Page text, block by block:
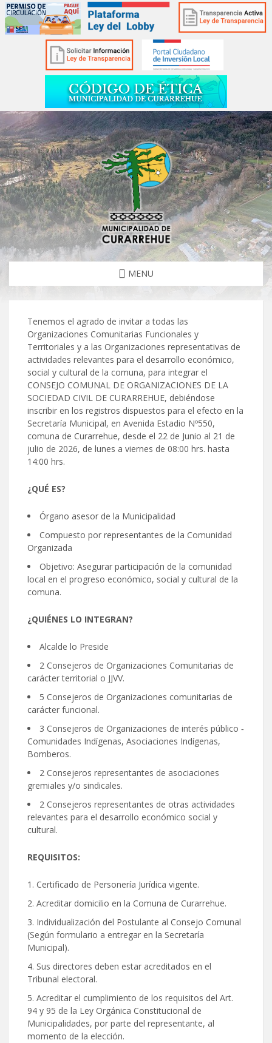
MENU
Tenemos el agrado de invitar a todas las
Organizaciones Comunitarias Funcionales y
Territoriales y a las Organizaciones representativas de
actividades relevantes para el desarrollo económico,
social y cultural de la comuna, para integrar el
CONSEJO COMUNAL DE ORGANIZACIONES DE LA
SOCIEDAD CIVIL DE CURARREHUE, debiéndose
inscribir en los registros dispuestos para el efecto en la
Secretaría Municipal, en Avenida Estadio Nº550,
comuna de Curarrehue, desde el 22 de Junio al 21 de
julio de 2026, de lunes a viernes de 08:00 hrs. hasta
14:00 hrs.
¿QUÉ ES?
Órgano asesor de la Municipalidad
Compuesto por representantes de la Comunidad
Organizada
Objetivo: Asegurar participación de la comunidad
local en el progreso económico, social y cultural de la
comuna.
¿QUIÉNES LO INTEGRAN?
Alcalde lo Preside
2 Consejeros de Organizaciones Comunitarias de
carácter territorial o JJVV.
5 Consejeros de Organizaciones comunitarias de
carácter funcional.
3 Consejeros de Organizaciones de interés público ‐
Comunidades Indígenas, Asociaciones Indígenas,
Bomberos.
2 Consejeros representantes de asociaciones
gremiales y/o sindicales.
2 Consejeros representantes de otras actividades
relevantes para el desarrollo económico social y
cultural.
REQUISITOS:
Certificado de Personería Jurídica vigente.
Acreditar domicilio en la Comuna de Curarrehue.
Individualización del Postulante al Consejo Comunal
(Según formulario a entregar en la Secretaría
Municipal).
Sus directores deben estar acreditados en el
Tribunal electoral.
Acreditar el cumplimiento de los requisitos del Art.
94 y 95 de la Ley Orgánica Constitucional de
Municipalidades, por parte del representante, al
momento de la elección.